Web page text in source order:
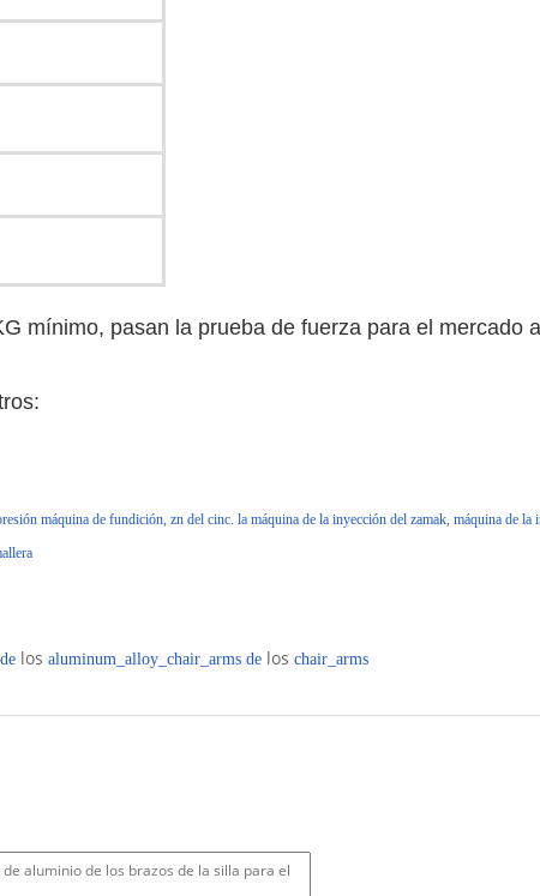
mínimo, pasan la prueba de fuerza para el mercado
máquina de fundición, zn del cinc. la máquina de la inyección del zamak, máquina de la
de los aluminum_alloy_chair_arms de los chair_arms